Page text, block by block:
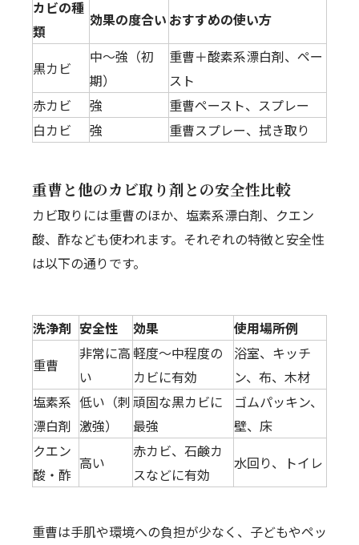
カビの種
類
効果の度合い おすすめの使い方
黒カビ
中〜強（初
期）
重曹＋酸素系漂白剤、ペー
スト
赤カビ
強
重曹ペースト、スプレー
白カビ
強 重曹スプレー、拭き取り
重曹と他のカビ取り剤との安全性比較
カビ取りには重曹のほか、塩素系漂白剤、クエン
酸、酢なども使われます。それぞれの特徴と安全性
は以下の通りです。
洗浄剤 安全性 効果
使用場所例
重曹
非常に高
い
軽度〜中程度の
カビに有効
浴室、キッチ
ン、布、木材
塩素系
漂白剤
低い（刺
激強）
頑固な黒カビに
最強
ゴムパッキン、
壁、床
クエン
酸・酢
高い
赤カビ、石鹸カ
スなどに有効
水回り、トイレ
重曹は手肌や環境への負担が少なく、子どもやペッ